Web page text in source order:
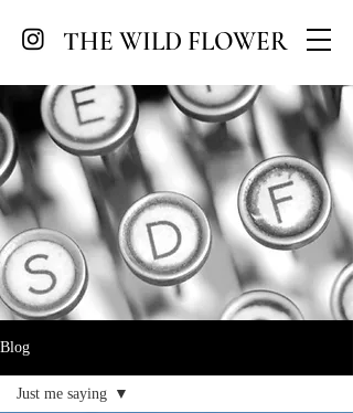
THE WILD FLOWER
Blog
Just me saying